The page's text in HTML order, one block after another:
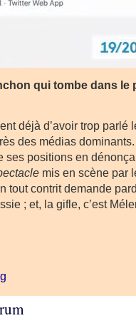
qui tombe dans le
déjà d’avoir trop parlé
des médias
ses positions en
mis en scène par
tout contrit demande
; et, la gifle, c’est